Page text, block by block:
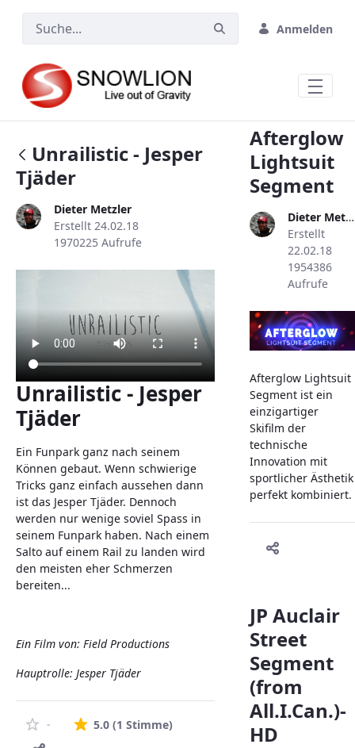
Zum Hauptinhalt springen
Anmelden
Unrailistic - Jesper
Tjäder
Dieter Metzler
Erstellt 24.02.18
1970225 Aufrufe
Unrailistic - Jesper
Tjäder
Ein Funpark ganz nach seinem
Können gebaut. Wenn schwierige
Tricks ganz einfach aussehen dann
ist das Jesper Tjäder. Dennoch
werden nur wenige soviel Spass in
seinem Funpark haben. Nach einem
Salto auf einem Rail zu landen wird
den meisten eher Schmerzen
bereiten...
Ein Film von: Field Productions
Hauptrolle: Jesper Tjäder
- 5.0 (1 Stimme) Die durchschnittliche Bewertung
Afterglow
Lightsuit
Segment
Dieter Metzler
Erstellt
22.02.18
1954386
Aufrufe
Afterglow Lightsuit
Segment ist ein
einzigartiger
Skifilm der
technische
Innovation mit
sportlicher Ästhetik
perfekt kombiniert.
JP Auclair
Street
Segment
(from
All.I.Can.)-
HD